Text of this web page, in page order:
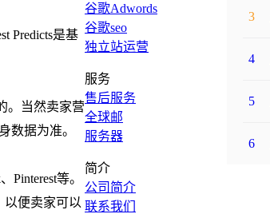
Predicts是基
。当然卖家营
数据为准。
Pinterest等。
以便卖家可以
3
4
5
6
谷歌Adwords
谷歌seo
独立站运营
服务
售后服务
全球邮
服务器
简介
公司简介
联系我们